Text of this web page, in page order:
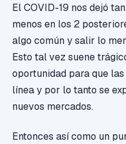
El COVID-19 nos dejó
menos en los 2
algo común y salir lo
Esto tal vez suene
oportunidad para que
línea y por lo tanto se
nuevos mercados.
Entonces así como un